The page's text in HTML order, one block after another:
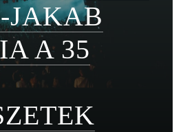
JAKAB
A 35